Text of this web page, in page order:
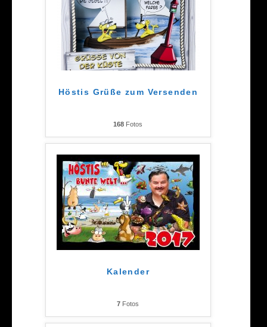
Höstis Grüße zum Versenden
168 Fotos
Kalender
7 Fotos